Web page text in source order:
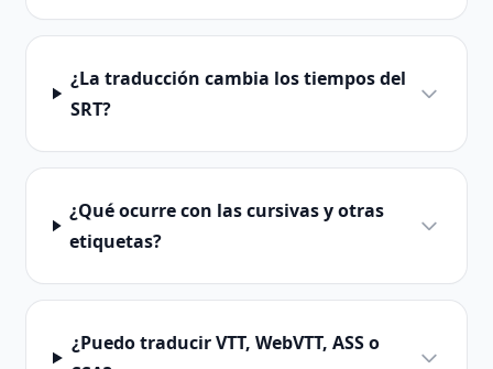
¿La traducción cambia los tiempos del
SRT?
¿Qué ocurre con las cursivas y otras
etiquetas?
¿Puedo traducir VTT, WebVTT, ASS o